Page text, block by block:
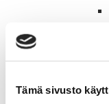
Tämä sivusto